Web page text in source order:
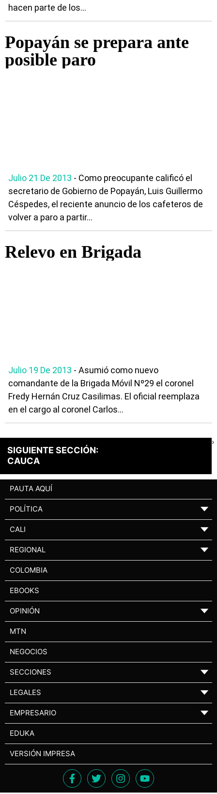
hacen parte de los...
Popayán se prepara ante
posible paro
Julio 21 De 2013 - Como preocupante calificó el
secretario de Gobierno de Popayán, Luis Guillermo
Céspedes, el reciente anuncio de los cafeteros de
volver a paro a partir...
Relevo en Brigada
Julio 19 De 2013 - Asumió como nuevo
comandante de la Brigada Móvil Nº29 el coronel
Fredy Hernán Cruz Casilimas. El oficial reemplaza
en el cargo al coronel Carlos...
SIGUIENTE SECCIÓN:
CAUCA
›
PAUTA AQUÍ
POLÍTICA ▼
CALI ▼
REGIONAL ▼
COLOMBIA
EBOOKS
OPINIÓN ▼
MTN
NEGOCIOS
SECCIONES ▼
LEGALES ▼
EMPRESARIO ▼
EDUKA
VERSIÓN IMPRESA